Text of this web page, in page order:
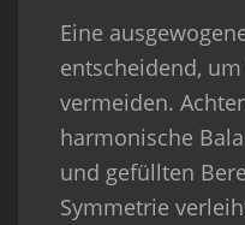
Eine
entscheidend,
vermeiden.
harmonische
und gefüllten
Symmetrie